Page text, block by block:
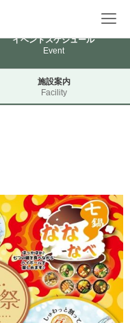
イベントスケジュール
Event
施設案内
Facility